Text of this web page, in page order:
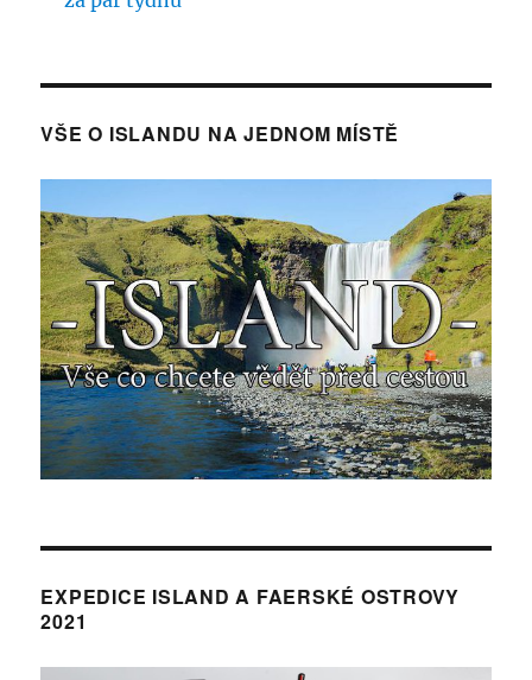
VŠE O ISLANDU NA JEDNOM MÍSTĚ
EXPEDICE ISLAND A FAERSKÉ OSTROVY
2021